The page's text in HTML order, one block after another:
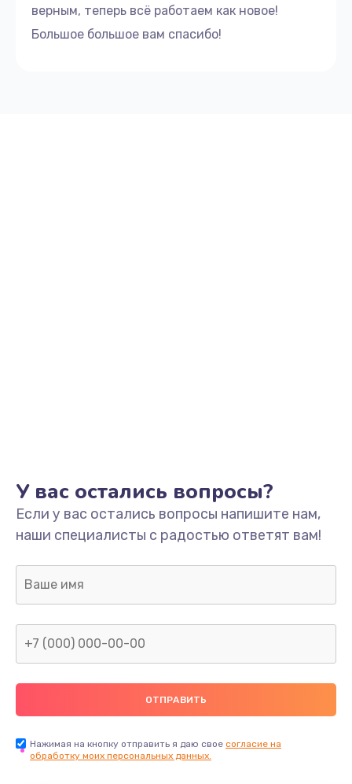
верным, теперь всё работаем как новое!
Большое большое вам спасибо!
У вас остались вопросы?
Если у вас остались вопросы напишите нам,
наши специалисты с радостью ответят вам!
Нажимая на кнопку отправить я даю свое согласие на
обработку моих персональных данных.